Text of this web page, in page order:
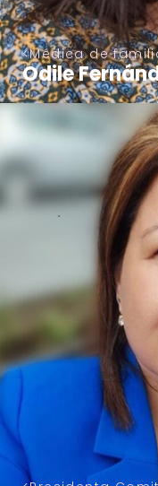
Médica de
Odile